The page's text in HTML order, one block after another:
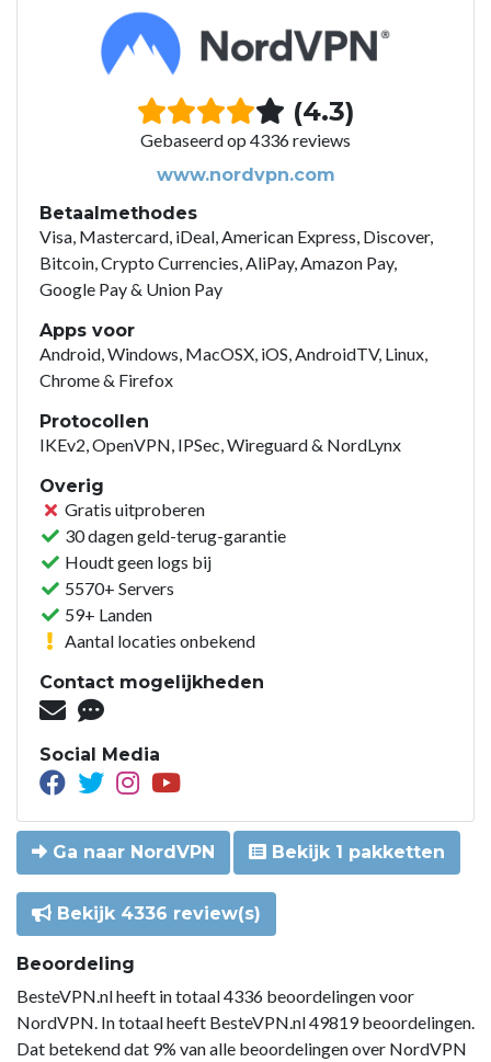
(4.3)
Gebaseerd op 4336 reviews
www.nordvpn.com
Betaalmethodes
Visa, Mastercard, iDeal, American Express, Discover,
Bitcoin, Crypto Currencies, AliPay, Amazon Pay,
Google Pay & Union Pay
Apps voor
Android, Windows, MacOSX, iOS, AndroidTV, Linux,
Chrome & Firefox
Protocollen
IKEv2, OpenVPN, IPSec, Wireguard & NordLynx
Overig
Gratis uitproberen
30 dagen geld-terug-garantie
Houdt geen logs bij
5570+ Servers
59+ Landen
Aantal locaties onbekend
Contact mogelijkheden
Social Media
Ga naar NordVPN Bekijk 1 pakketten
Bekijk 4336 review(s)
Beoordeling
BesteVPN.nl heeft in totaal 4336 beoordelingen voor
NordVPN. In totaal heeft BesteVPN.nl 49819 beoordelingen.
Dat betekend dat 9% van alle beoordelingen over NordVPN